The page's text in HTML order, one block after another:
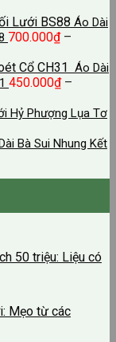
Áo Dài
700.000₫ –
Áo Dài
450.000₫ –
Hỷ Phượng Lụa Tơ
Bà Sui Nhung Kết
50 triệu: Liệu có
Mẹo từ các